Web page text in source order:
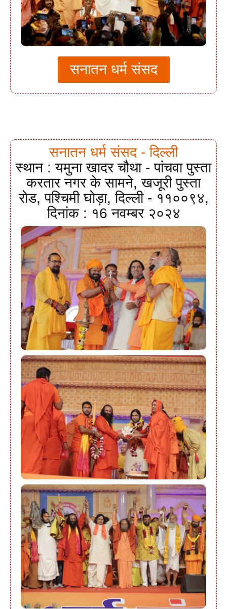
सनातन धर्म संसद
सनातन धर्म संसद - दिल्ली
स्थान : यमुना खादर चौथा - पांचवा पुस्ता
करतार नगर के सामने, खजूरी पुस्ता
रोड, पश्चिमी घोड़ा, दिल्ली - ११००९४,
दिनांक : १6 नवम्बर २०२४